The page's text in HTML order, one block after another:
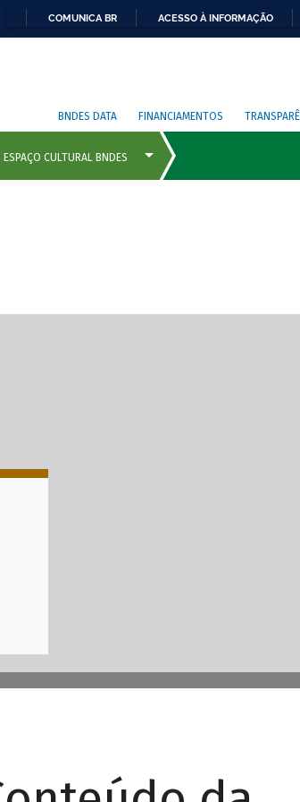
COMUNICA BR ACESSO À INFORMAÇÃO
BNDES DATA FINANCIAMENTOS
com